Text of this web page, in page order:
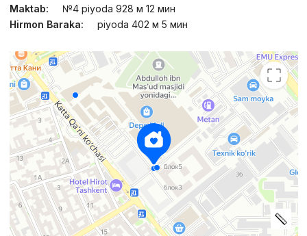
Maktab:
№4 piyoda 928 м 12 мин
Hirmon Baraka:
piyoda 402 м 5 мин